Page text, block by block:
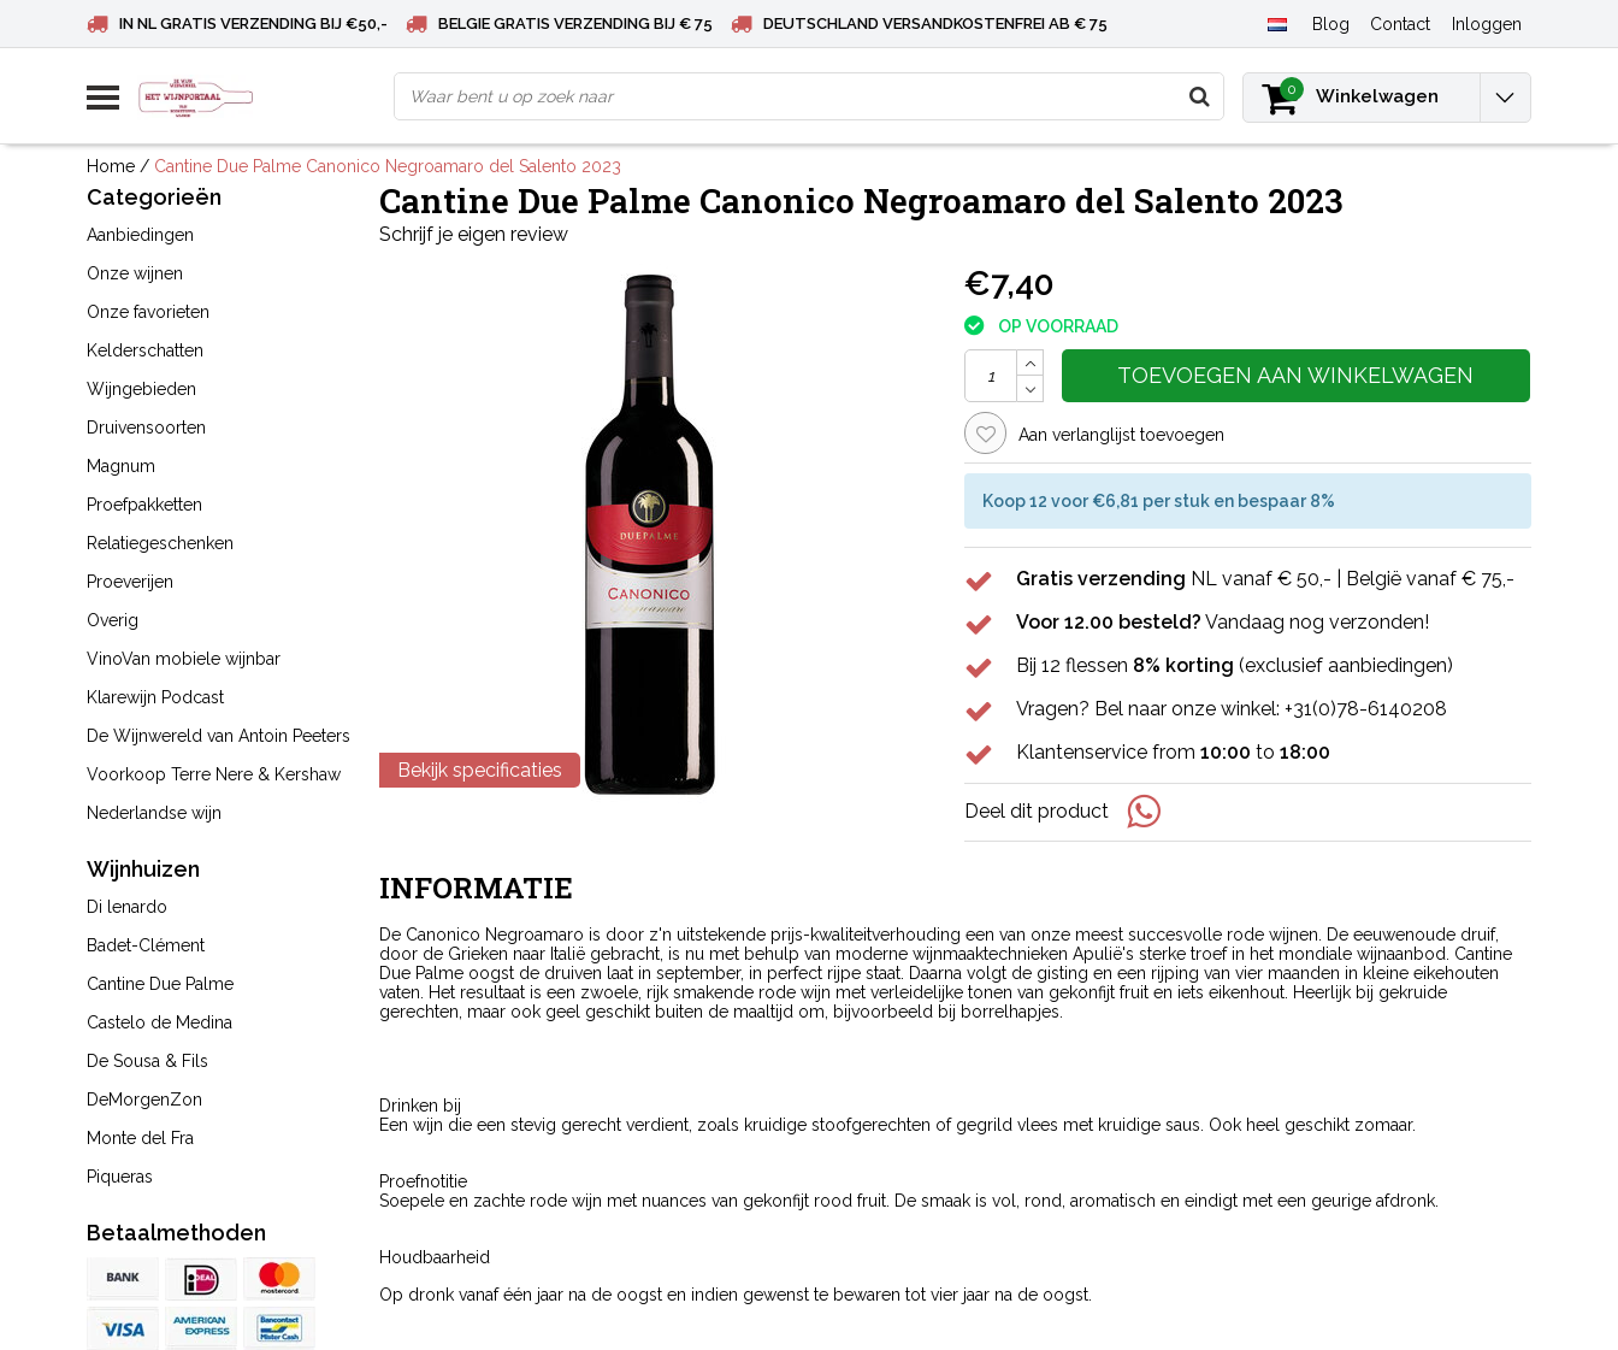
IN NL GRATIS VERZENDING BIJ €50,- BELGIE GRATIS VERZENDING BIJ € 75 DEUTSCHLAND VERSANDKOSTENFREI AB € 75 Blog Contact Inloggen
0 Winkelwagen
Home / Cantine Due Palme Canonico Negroamaro del Salento 2023
Categorieën
Aanbiedingen
Onze wijnen
Onze favorieten
Kelderschatten
Wijngebieden
Druivensoorten
Magnum
Proefpakketten
Relatiegeschenken
Proeverijen
Overig
VinoVan mobiele wijnbar
Klarewijn Podcast
De Wijnwereld van Antoin Peeters
Voorkoop Terre Nere & Kershaw
Nederlandse wijn
Wijnhuizen
Di lenardo
Badet-Clément
Cantine Due Palme
Castelo de Medina
De Sousa & Fils
DeMorgenZon
Monte del Fra
Piqueras
Betaalmethoden
Cantine Due Palme Canonico Negroamaro del Salento 2023
Schrijf je eigen review
Bekijk specificaties
€7,40
OP VOORRAAD
TOEVOEGEN AAN WINKELWAGEN
Aan verlanglijst toevoegen
Koop 12 voor €6,81 per stuk en bespaar 8%
Gratis verzending NL vanaf € 50,- | België vanaf € 75,-
Voor 12.00 besteld? Vandaag nog verzonden!
Bij 12 flessen 8% korting (exclusief aanbiedingen)
Vragen? Bel naar onze winkel: +31(0)78-6140208
Klantenservice from 10:00 to 18:00
Deel dit product
INFORMATIE
De Canonico Negroamaro is door z'n uitstekende prijs-kwaliteitverhouding een van onze meest succesvolle rode wijnen. De eeuwenoude druif,
door de Grieken naar Italië gebracht, is nu met behulp van moderne wijnmaaktechnieken Apulië's sterke troef in het mondiale wijnaanbod. Cantine
Due Palme oogst de druiven laat in september, in perfect rijpe staat. Daarna volgt de gisting en een rijping van vier maanden in kleine eikehouten
vaten. Het resultaat is een zwoele, rijk smakende rode wijn met verleidelijke tonen van gekonfijt fruit en iets eikenhout. Heerlijk bij gekruide
gerechten, maar ook geel geschikt buiten de maaltijd om, bijvoorbeeld bij borrelhapjes.
Drinken bij
Een wijn die een stevig gerecht verdient, zoals kruidige stoofgerechten of gegrild vlees met kruidige saus. Ook heel geschikt zomaar.
Proefnotitie
Soepele en zachte rode wijn met nuances van gekonfijt rood fruit. De smaak is vol, rond, aromatisch en eindigt met een geurige afdronk.
Houdbaarheid
Op dronk vanaf één jaar na de oogst en indien gewenst te bewaren tot vier jaar na de oogst.